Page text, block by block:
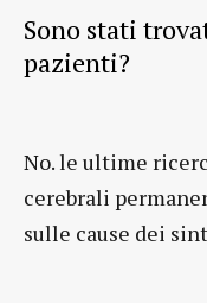
Sono stati
pazienti?
No. le ultime
cerebrali
sulle cause dei